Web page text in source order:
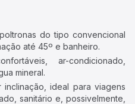
do tipo convencional
até 45º e banheiro.
ar-condicionado,
mineral.
inclinação, ideal para viagens
sanitário e, possivelmente,